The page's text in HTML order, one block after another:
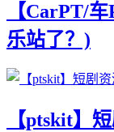
【CarPT/
乐站了？)
【ptskit】